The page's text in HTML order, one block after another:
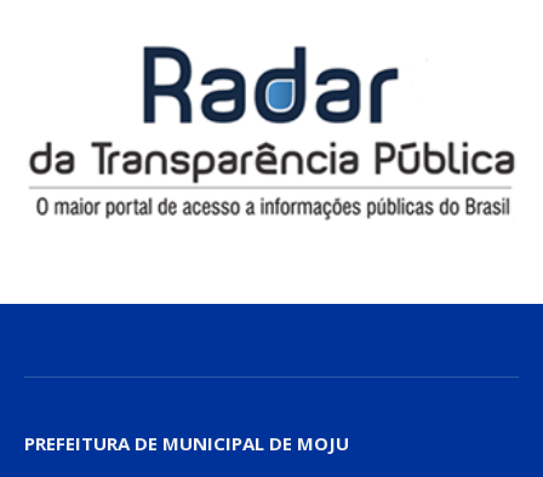
PREFEITURA DE MUNICIPAL DE MOJU